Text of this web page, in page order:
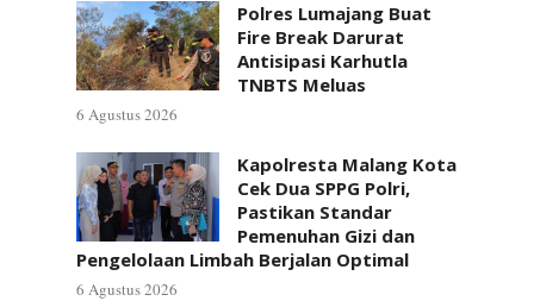
Polres Lumajang Buat
Fire Break Darurat
Antisipasi Karhutla
TNBTS Meluas
6 Agustus 2026
Kapolresta Malang Kota
Cek Dua SPPG Polri,
Pastikan Standar
Pemenuhan Gizi dan
Pengelolaan Limbah Berjalan Optimal
6 Agustus 2026